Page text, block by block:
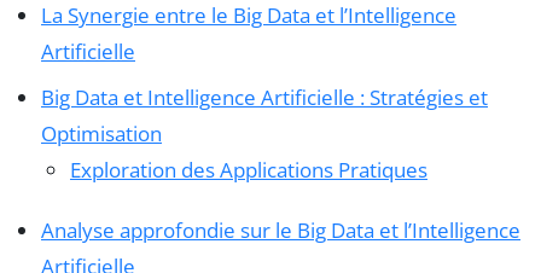
La Synergie entre le Big Data et l’Intelligence
Artificielle
Big Data et Intelligence Artificielle : Stratégies et
Optimisation
Exploration des Applications Pratiques
Analyse approfondie sur le Big Data et l’Intelligence
Artificielle